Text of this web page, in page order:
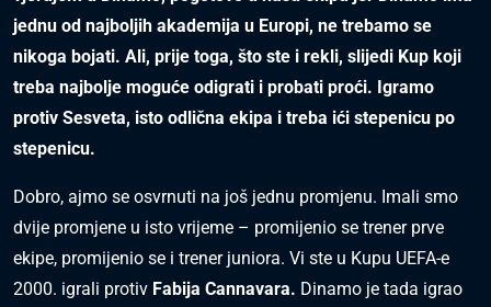
jednu od najboljih akademija u Europi, ne trebamo se
nikoga bojati. Ali, prije toga, što ste i rekli, slijedi Kup koji
treba najbolje moguće odigrati i probati proći. Igramo
protiv Sesveta, isto odlična ekipa i treba ići stepenicu po
stepenicu.
Dobro, ajmo se osvrnuti na još jednu promjenu. Imali smo
dvije promjene u isto vrijeme – promijenio se trener prve
ekipe, promijenio se i trener juniora. Vi ste u Kupu UEFA-e
2000. igrali protiv Fabija Cannavara. Dinamo je tada igrao